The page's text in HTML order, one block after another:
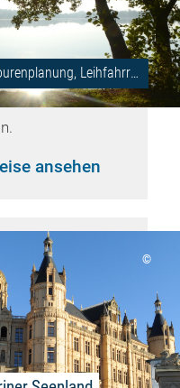
Angebot: 3 Übernachtungen, Tourenplanung, Leihfahrrad
ansehen
©